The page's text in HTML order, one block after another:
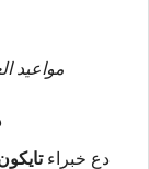
مواعيد العمل:
دع خبراء